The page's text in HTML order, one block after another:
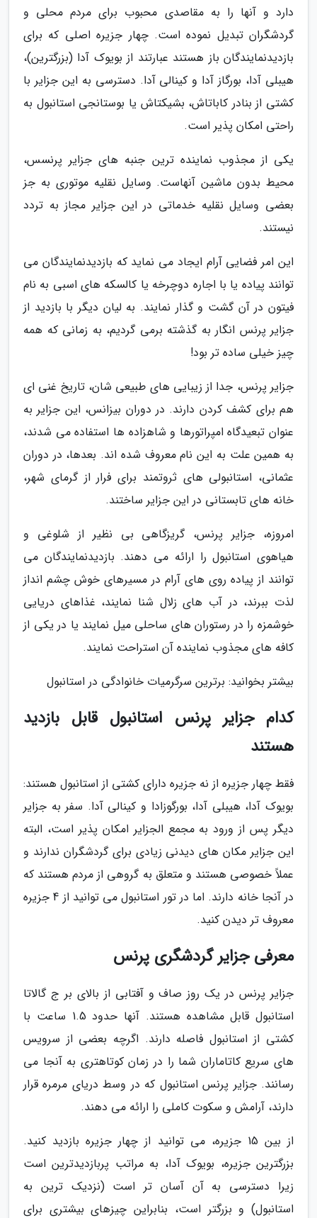
دارد و آنها را به مقاصدی محبوب برای مردم محلی و
گردشگران تبدیل نموده است. چهار جزیره اصلی که برای
بازدیدنمایندگان باز هستند عبارتند از بویوک آدا (بزرگترین)،
هیبلی آدا، بورگاز آدا و کینالی آدا. دسترسی به این جزایر با
کشتی از بنادر کاباتاش، بشیکتاش یا بوستانجی استانبول به
راحتی امکان پذیر است.
یکی از مجذوب نماینده ترین جنبه های جزایر پرنسس،
محیط بدون ماشین آنهاست. وسایل نقلیه موتوری به جز
بعضی وسایل نقلیه خدماتی در این جزایر مجاز به تردد
نیستند.
این امر فضایی آرام ایجاد می نماید که بازدیدنمایندگان می
توانند پیاده یا با اجاره دوچرخه یا کالسکه های اسبی به نام
فیتون در آن گشت و گذار نمایند. به لیان دیگر با بازدید از
جزایر پرنس انگار به گذشته برمی گردیم، به زمانی که همه
چیز خیلی ساده تر بود!
جزایر پرنس، جدا از زیبایی های طبیعی شان، تاریخ غنی ای
هم برای کشف کردن دارند. در دوران بیزانس، این جزایر به
عنوان تبعیدگاه امپراتورها و شاهزاده ها استفاده می شدند،
به همین علت به این نام معروف شده اند. بعدها، در دوران
عثمانی، استانبولی های ثروتمند برای فرار از گرمای شهر،
خانه های تابستانی در این جزایر ساختند.
امروزه، جزایر پرنس، گریزگاهی بی نظیر از شلوغی و
هیاهوی استانبول را ارائه می دهند. بازدیدنمایندگان می
توانند از پیاده روی های آرام در مسیرهای خوش چشم انداز
لذت ببرند، در آب های زلال شنا نمایند، غذاهای دریایی
خوشمزه را در رستوران های ساحلی میل نمایند یا در یکی از
کافه های مجذوب نماینده آن استراحت نمایند.
بیشتر بخوانید: برترین سرگرمیات خانوادگی در استانبول
کدام جزایر پرنس استانبول قابل بازدید
هستند
فقط چهار جزیره از نه جزیره دارای کشتی از استانبول هستند:
بویوک آدا، هیبلی آدا، بورگوزادا و کینالی آدا. سفر به جزایر
دیگر پس از ورود به مجمع الجزایر امکان پذیر است، البته
این جزایر مکان های دیدنی زیادی برای گردشگران ندارند و
عملاً خصوصی هستند و متعلق به گروهی از مردم هستند که
در آنجا خانه دارند. اما در تور استانبول می توانید از 4 جزیره
معروف تر دیدن کنید.
معرفی جزایر گردشگری پرنس
جزایر پرنس در یک روز صاف و آفتابی از بالای بر ج گالاتا
استانبول قابل مشاهده هستند. آنها حدود 1.5 ساعت با
کشتی از استانبول فاصله دارند. اگرچه بعضی از سرویس
های سریع کاتاماران شما را در زمان کوتاهتری به آنجا می
رسانند. جزایر پرنس استانبول که در وسط دریای مرمره قرار
دارند، آرامش و سکوت کاملی را ارائه می دهند.
از بین 15 جزیره، می توانید از چهار جزیره بازدید کنید.
بزرگترین جزیره، بویوک آدا، به مراتب پربازدیدترین است
زیرا دسترسی به آن آسان تر است (نزدیک ترین به
استانبول) و بزرگتر است، بنابراین چیزهای بیشتری برای